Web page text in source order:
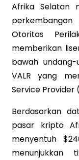
Afrika Selatan
Otoritas
memberikan
bawah
VALR yang
Service Provider
Berdasarkan
pasar kripto
menyentuh
menunjukkan